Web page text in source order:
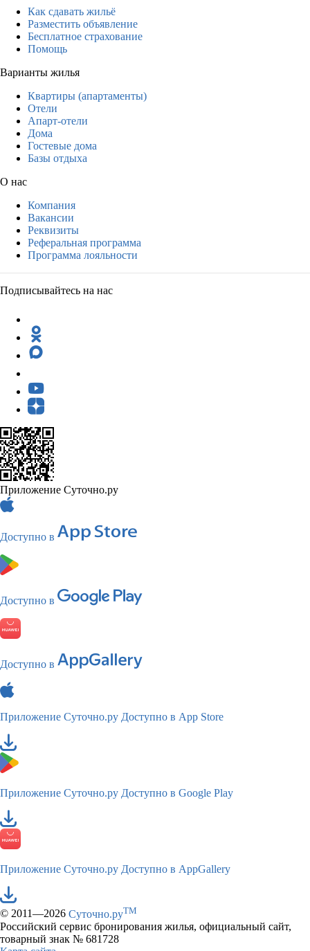
Как сдавать жильё
Разместить объявление
Бесплатное страхование
Помощь
Варианты жилья
Квартиры (апартаменты)
Отели
Апарт-отели
Дома
Гостевые дома
Базы отдыха
О нас
Компания
Вакансии
Реквизиты
Реферальная программа
Программа лояльности
Подписывайтесь на нас
Приложение Суточно.ру
Доступно в
Доступно в
Доступно в
Приложение Суточно.ру Доступно в App Store
Приложение Суточно.ру Доступно в Google Play
Приложение Суточно.ру Доступно в AppGallery
© 2011—2026 Суточно.руTM
Российский сервис бронирования жилья, официальный сайт,
товарный знак № 681728